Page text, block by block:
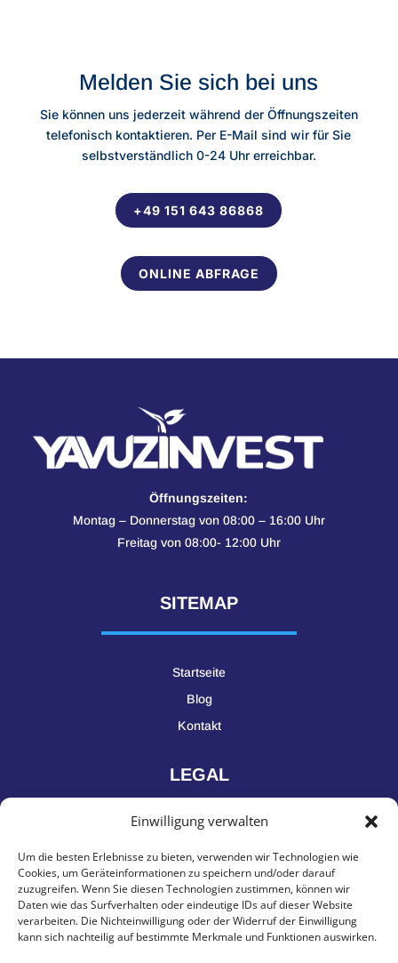
Einwilligung verwalten
Um die besten Erlebnisse zu bieten, verwenden wir Technologien wie
Cookies, um Geräteinformationen zu speichern und/oder darauf
zuzugreifen. Wenn Sie diesen Technologien zustimmen, können wir
Daten wie das Surfverhalten oder eindeutige IDs auf dieser Website
verarbeiten. Die Nichteinwilligung oder der Widerruf der Einwilligung
kann sich nachteilig auf bestimmte Merkmale und Funktionen auswirken.
Melden Sie sich bei uns
Sie können uns jederzeit während der Öffnungszeiten
telefonisch kontaktieren. Per E-Mail sind wir für Sie
selbstverständlich 0-24 Uhr erreichbar.
+49 151 643 86868
ONLINE ABFRAGE
Öffnungszeiten:
Montag – Donnerstag von 08:00 – 16:00 Uhr
Freitag von 08:00- 12:00 Uhr
SITEMAP
Startseite
Blog
Kontakt
LEGAL
Datenschutz
KONTAKT